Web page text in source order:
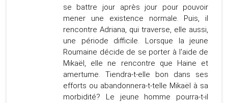
se battre jour après jour pour pouvoir
mener une existence normale. Puis, il
rencontre Adriana, qui traverse, elle aussi,
une période difficile. Lorsque la jeune
Roumaine décide de se porter à l'aide de
Mikaël, elle ne rencontre que Haine et
amertume. Tiendra-t-elle bon dans ses
efforts ou abandonnera-t-telle Mikaël à sa
morbidité? Le jeune homme pourra-t-il